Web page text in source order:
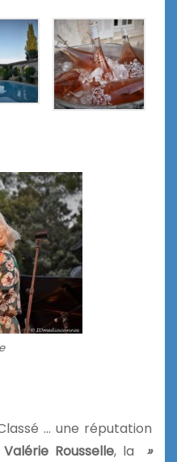
… une réputation
Valérie Rousselle, la
»